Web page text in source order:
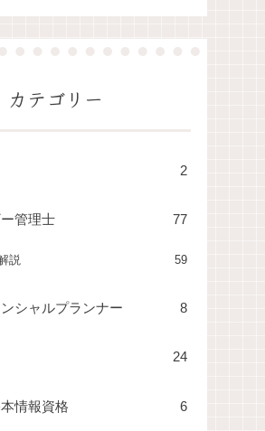
カテゴリー
2
管理士 77
説 59
シャルプランナー 8
24
情報資格 6